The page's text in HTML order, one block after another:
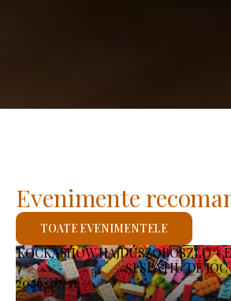
KOCKASHOW HAJDÚSZOBOSZLÓ –
ȘI SPAȚIU DE JOC
2026-07-11
-
Evenimente
TOATE EVENIMENTELE